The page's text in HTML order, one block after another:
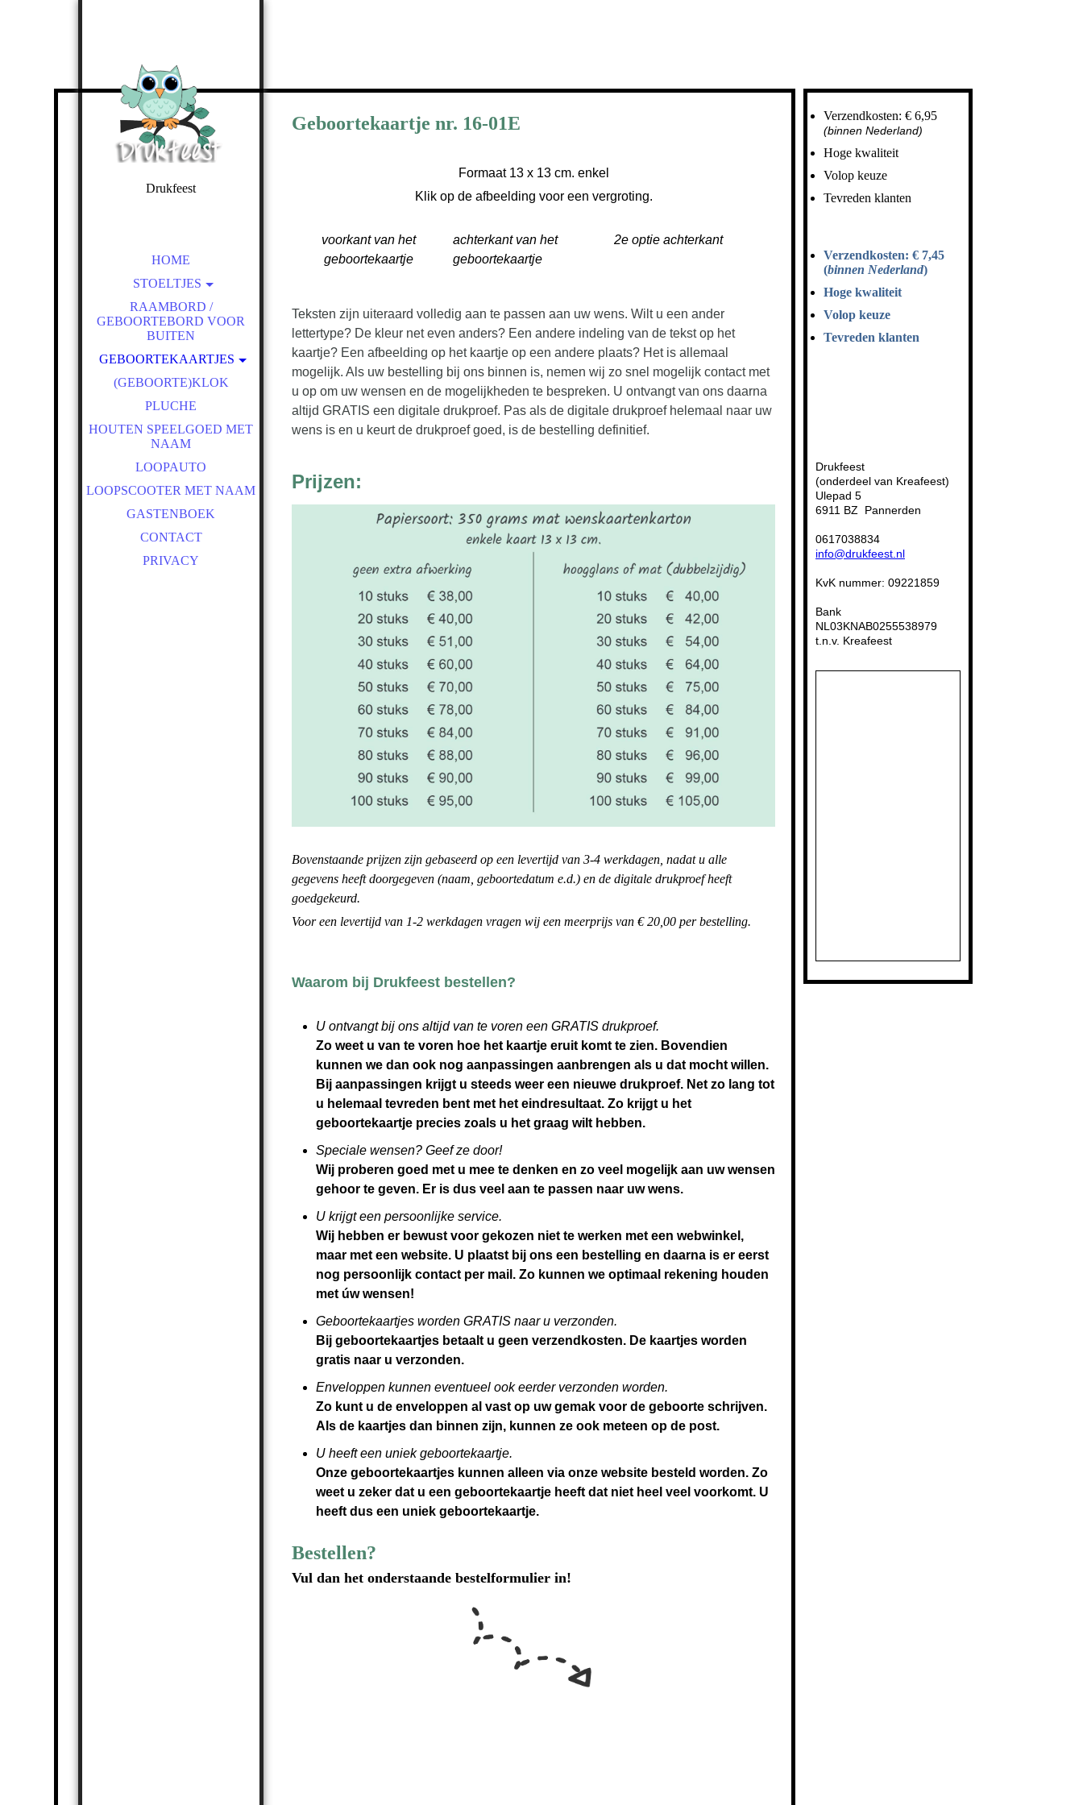
Drukfeest
HOME
STOELTJES
GEBOORTESTOELTJE
GEBOORTEKAARTJE
STOELTJE MET NAAM
RAAMBORD /
GEBOORTEBORD VOOR
BUITEN
GEBOORTEKAARTJES
13 X 13 CM. ENKEL
13 X 13 CM. DUBBEL
(GEBOORTE)KLOK
PLUCHE
HOUTEN SPEELGOED MET
NAAM
LOOPAUTO
LOOPSCOOTER MET NAAM
GASTENBOEK
CONTACT
PRIVACY
Geboortekaartje nr. 16-01E
Formaat 13 x 13 cm. enkel
Klik op de afbeelding voor een vergroting.
voorkant van het
geboortekaartje
achterkant van het
geboortekaartje
2e optie achterkant
Teksten zijn uiteraard volledig aan te passen aan uw wens. Wilt u een ander
lettertype? De kleur net even anders? Een andere indeling van de tekst op het
kaartje? Een afbeelding op het kaartje op een andere plaats? Het is allemaal
mogelijk. Als uw bestelling bij ons binnen is, nemen wij zo snel mogelijk contact met
u op om uw wensen en de mogelijkheden te bespreken. U ontvangt van ons daarna
altijd GRATIS een digitale drukproef. Pas als de digitale drukproef helemaal naar uw
wens is en u keurt de drukproef goed, is de bestelling definitief.
Prijzen:
Bovenstaande prijzen zijn gebaseerd op een levertijd van 3-4 werkdagen, nadat u alle
gegevens heeft doorgegeven (naam, geboortedatum e.d.) en de digitale drukproef heeft
goedgekeurd.
Voor een levertijd van 1-2 werkdagen vragen wij een meerprijs van € 20,00 per bestelling.
Waarom bij Drukfeest bestellen?
U ontvangt bij ons altijd van te voren een GRATIS drukproef.
Zo weet u van te voren hoe het kaartje eruit komt te zien. Bovendien
kunnen we dan ook nog aanpassingen aanbrengen als u dat mocht willen.
Bij aanpassingen krijgt u steeds weer een nieuwe drukproef. Net zo lang tot
u helemaal tevreden bent met het eindresultaat. Zo krijgt u het
geboortekaartje precies zoals u het graag wilt hebben.
Speciale wensen? Geef ze door!
Wij proberen goed met u mee te denken en zo veel mogelijk aan uw wensen
gehoor te geven. Er is dus veel aan te passen naar uw wens.
U krijgt een persoonlijke service.
Wij hebben er bewust voor gekozen niet te werken met een webwinkel,
maar met een website. U plaatst bij ons een bestelling en daarna is er eerst
nog persoonlijk contact per mail. Zo kunnen we optimaal rekening houden
met úw wensen!
Geboortekaartjes worden GRATIS naar u verzonden.
Bij geboortekaartjes betaalt u geen verzendkosten. De kaartjes worden
gratis naar u verzonden.
Enveloppen kunnen eventueel ook eerder verzonden worden.
Zo kunt u de enveloppen al vast op uw gemak voor de geboorte schrijven.
Als de kaartjes dan binnen zijn, kunnen ze ook meteen op de post.
U heeft een uniek geboortekaartje.
Onze geboortekaartjes kunnen alleen via onze website besteld worden. Zo
weet u zeker dat u een geboortekaartje heeft dat niet heel veel voorkomt. U
heeft dus een uniek geboortekaartje.
Bestellen?
Vul dan het onderstaande bestelformulier in!
Verzendkosten: € 6,95
(binnen Nederland)
Hoge kwaliteit
Volop keuze
Tevreden klanten
Verzendkosten: € 7,45
(binnen Nederland)
Hoge kwaliteit
Volop keuze
Tevreden klanten
Drukfeest
(onderdeel van Kreafeest)
Ulepad 5
6911 BZ Pannerden
0617038834
info@drukfeest.nl
KvK nummer: 09221859
Bank
NL03KNAB0255538979
t.n.v. Kreafeest